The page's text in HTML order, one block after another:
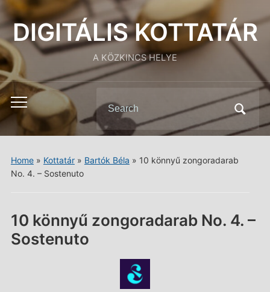
DIGITÁLIS KOTTATÁR
A KÖZKINCS HELYE
Toggle
mobile
menu
for:
Home» Kottatár» Bartók Béla » 10 könnyű zongoradarab
No. 4. – Sostenuto
10 könnyű zongoradarab No. 4. –
Sostenuto